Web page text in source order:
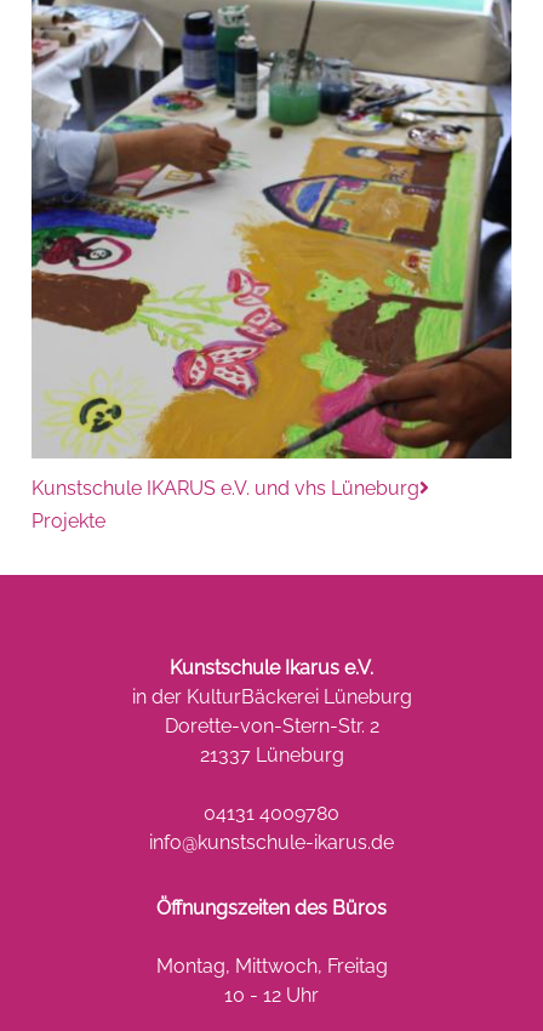
Kunstschule IKARUS e.V. und vhs Lüneburg
Projekte
Kunstschule Ikarus e.V.
in der KulturBäckerei Lüneburg
Dorette-von-Stern-Str. 2
21337 Lüneburg
04131 4009780
info@kunstschule-ikarus.de
Öffnungszeiten des Büros
Montag, Mittwoch, Freitag
10 - 12 Uhr